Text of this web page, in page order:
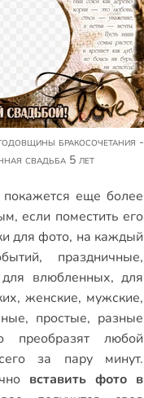
свадьба 5 лет
еще более
если поместить его
для фото, на каждый
, праздничные,
для влюбленных,для
, женские, мужские,
, простые, разные
преобразят любой
за пару минут.
вставить фото в